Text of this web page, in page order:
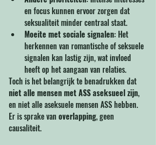
en focus kunnen ervoor zorgen dat
seksualiteit minder centraal staat.
Moeite met sociale signalen: Het
herkennen van romantische of seksuele
signalen kan lastig zijn, wat invloed
heeft op het aangaan van relaties.
Toch is het belangrijk te benadrukken dat
niet alle mensen met ASS aseksueel zijn,
en niet alle aseksuele mensen ASS hebben.
Er is sprake van overlapping, geen
causaliteit.